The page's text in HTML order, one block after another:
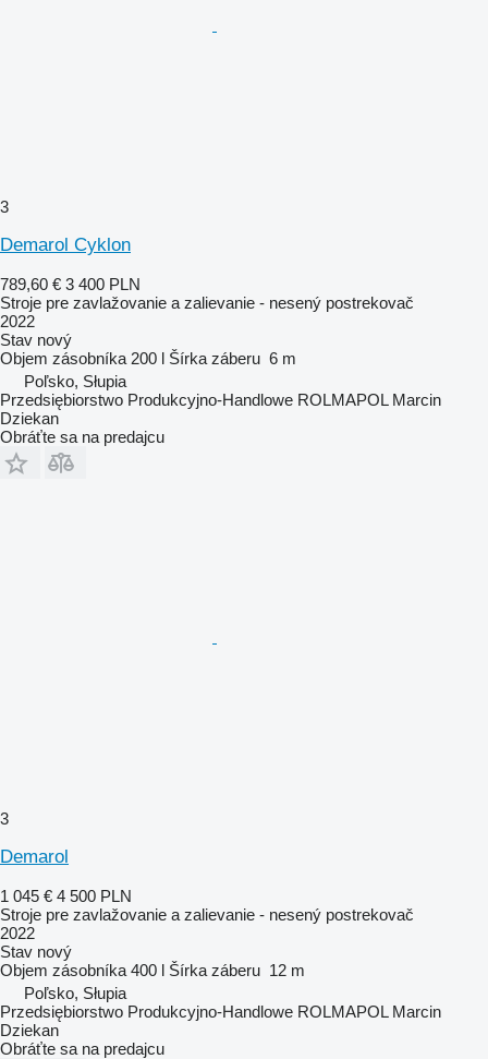
3
Demarol Cyklon
789,60 € 3 400 PLN
Stroje pre zavlažovanie a zalievanie - nesený postrekovač
2022
Stav nový
Objem zásobníka 200 l Šírka záberu 6 m
Poľsko, Słupia
Przedsiębiorstwo Produkcyjno-Handlowe ROLMAPOL Marcin
Dziekan
Obráťte sa na predajcu
3
Demarol
1 045 € 4 500 PLN
Stroje pre zavlažovanie a zalievanie - nesený postrekovač
2022
Stav nový
Objem zásobníka 400 l Šírka záberu 12 m
Poľsko, Słupia
Przedsiębiorstwo Produkcyjno-Handlowe ROLMAPOL Marcin
Dziekan
Obráťte sa na predajcu